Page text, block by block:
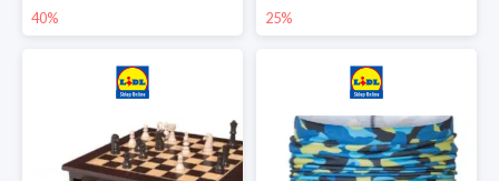
40% 25%